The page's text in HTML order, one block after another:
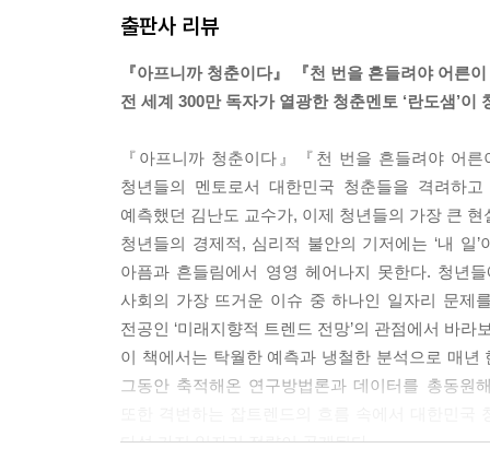
떻게든 기피하거나 억지로 하지 않고, 삶의 일부
이 책을 읽는 청춘들에게 다시 한번 당부하고 싶다.
어려운 시대이다. 일자리 문제는 쉽게 해결되지
고 세상에 제 몫을 요구하며 내 일을 찾으라. 지금
의 일을 발견하라. 내:일을 찾는다는 것, 그것은
우리 사회의 의무이다.
장차 어느 날, 이 책의 후속판을 만들 때는, 우리
범사례로 등장해 그 잡트렌드의 전파자가 될 수 있
청년들이여, 내 일이 이끄는 삶, 내일이 이끄는 삶
---「에필로그」
출판사 리뷰
『아프니까 청춘이다』 『천 번을 흔들려야 어른
전 세계 300만 독자가 열광한 청춘멘토 ‘란도샘’
『아프니까 청춘이다』『천 번을 흔들려야 어
청년들의 멘토로서 대한민국 청춘들을 격려하
예측했던 김난도 교수가, 이제 청년들의 가장 큰
청년들의 경제적, 심리적 불안의 기저에는 ‘내
아픔과 흔들림에서 영영 헤어나지 못한다. 청년
사회의 가장 뜨거운 이슈 중 하나인 일자리 문제
전공인 ‘미래지향적 트렌드 전망’의 관점에서 바라
이 책에서는 탁월한 예측과 냉철한 분석으로 매
그동안 축적해온 연구방법론과 데이터를 총동원
다섯 가지 일자리 전략이 공개된다.